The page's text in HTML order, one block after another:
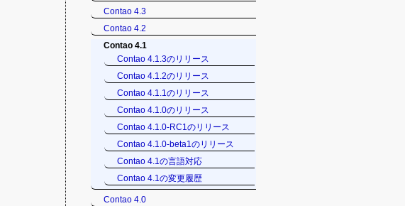
Contao 4.3
Contao 4.2
Contao 4.1
Contao 4.1.3のリリース
Contao 4.1.2のリリース
Contao 4.1.1のリリース
Contao 4.1.0のリリース
Contao 4.1.0-RC1のリリース
Contao 4.1.0-beta1のリリース
Contao 4.1の言語対応
Contao 4.1の変更履歴
Contao 4.0